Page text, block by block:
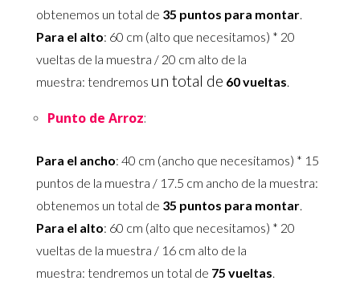
obtenemos un total de 35 puntos para montar.
Para el alto: 60 cm (alto que necesitamos) * 20
vueltas de la muestra / 20 cm alto de la
muestra: tendremos un total de 60 vueltas.
Punto de Arroz:
Para el ancho: 40 cm (ancho que necesitamos) * 15
puntos de la muestra / 17.5 cm ancho de la muestra:
obtenemos un total de 35 puntos para montar.
Para el alto: 60 cm (alto que necesitamos) * 20
vueltas de la muestra / 16 cm alto de la
muestra: tendremos un total de 75 vueltas.